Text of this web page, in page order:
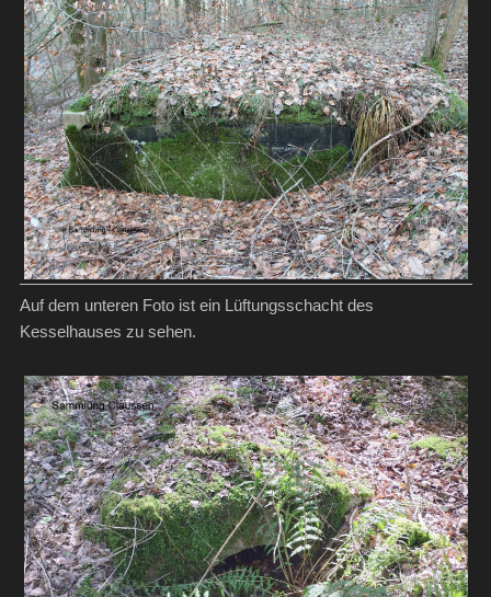
Auf dem unteren Foto ist ein Lüftungsschacht des
Kesselhauses zu sehen.